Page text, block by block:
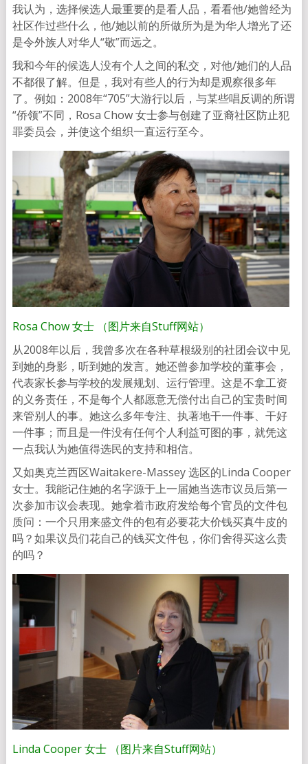
我认为，选择候选人最重要的是看人品，看看他/她曾经为
社区作过些什么，他/她以前的所做所为是为华人增光了还
是令外族人对华人“敬”而远之。
我和今年的候选人没有个人之间的私交，对他/她们的人品
不都很了解。但是，我对有些人的行为却是观察很多年
了。例如：2008年“705”大游行以后，与某些唱反调的所谓
“侨领”不同，Rosa Chow 女士参与创建了亚裔社区防止犯
罪委员会，并使这个组织一直运行至今。
Rosa Chow 女士 （图片来自Stuff网站）
从2008年以后，我曾多次在各种草根级别的社团会议中见
到她的身影，听到她的发言。她还曾参加学校的董事会，
代表家长参与学校的发展规划、运行管理。这是不拿工资
的义务责任，不是每个人都愿意无偿付出自己的宝贵时间
来管别人的事。她这么多年专注、执著地干一件事、干好
一件事；而且是一件没有任何个人利益可图的事，就凭这
一点我认为她值得选民的支持和相信。
又如奥克兰西区Waitakere-Massey 选区的Linda Cooper
女士。我能记住她的名字源于上一届她当选市议员后第一
次参加市议会表现。她拿着市政府发给每个官员的文件包
质问：一个只用来盛文件的包有必要花大价钱买真牛皮的
吗？如果议员们花自己的钱买文件包，你们舍得买这么贵
的吗？
Linda Cooper 女士 （图片来自Stuff网站）